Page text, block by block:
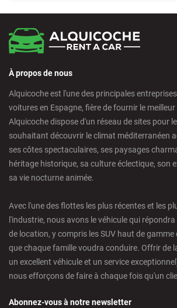
À propos de nous
Alquicoche est l'une des principales
voitures en Espagne, fière de fournir le
Alquicoche dispose d'un réseau de sites pour
souhaitant découvrir le climat méditerranéen
ses côtes spectaculaires, ses paysages
héritage historique, sa culture éclectique, son
sa vie nocturne animée.
Avec l'une des flottes les plus récentes et les
l'industrie, nous avons le véhicule qui
de location, y compris les SUV haut de
que chaque famille voudra conduire. Offrir de
un excellent véhicule et un service
nous efforçons de faire à chaque fois qu'un
Abonnez-vous à notre newsletter